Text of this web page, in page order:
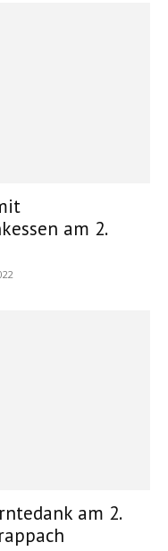
am 2.
am 2.